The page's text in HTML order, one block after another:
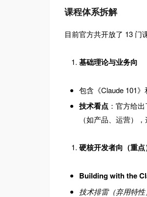
课程体系拆解
目前官方共开放了 13 门
基础理论与业务向
包含《Claude 101》
技术看点 ：官方给
（如产品、运营）
硬核开发者向（重点
Building with the
技术排雷（弃用特性